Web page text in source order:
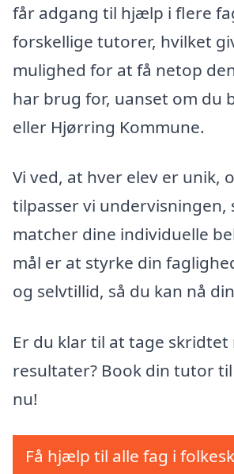
får adgang til hjælp i flere
forskellige tutorer, hvilket
mulighed for at få netop
har brug for, uanset om du
eller Hjørring Kommune.
Vi ved, at hver elev er unik,
tilpasser vi undervisningen,
matcher dine individuelle
mål er at styrke din
og selvtillid, så du kan nå
Er du klar til at tage
resultater? Book din tutor
nu!
Få hjælp til alle fag i